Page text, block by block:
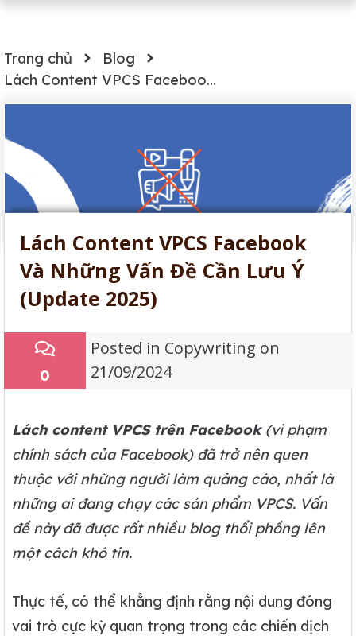
Trang chủ
Blog
Lách Content VPCS Facebook Và Những Vấn Đề Cần Lưu Ý (Update 2025)
Lách Content VPCS Facebook
Và Những Vấn Đề Cần Lưu Ý
(Update 2025)
0
Posted in Copywriting on
21/09/2024
Lách content VPCStrên Facebook(vi phạm
chính sách của Facebook) đã trở nên quen
thuộc với những người làm quảng cáo, nhất là
những ai đang chạy các sản phẩm VPCS. Vấn
đề này đã được rất nhiều blog thổi phồng lên
một cách khó tin.
Thực tế, có thể khẳng định rằng nội dung đóng
vai trò cực kỳ quan trọng trong các chiến dịch